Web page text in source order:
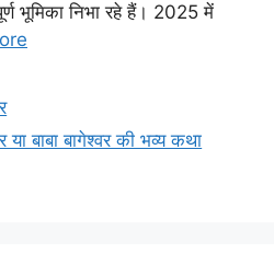
भूमिका निभा रहे हैं। 2025 में
या बाबा बागेश्वर की भव्य कथा